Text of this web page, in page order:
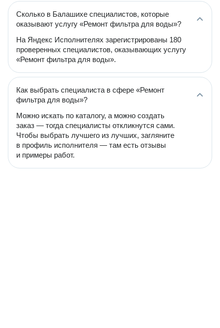
Сколько в Балашихе специалистов, которые
оказывают услугу «Ремонт фильтра для воды»?
На Яндекс Исполнителях зарегистрированы 180
проверенных специалистов, оказывающих услугу
«Ремонт фильтра для воды».
Как выбрать специалиста в сфере «Ремонт
фильтра для воды»?
Можно искать по каталогу, а можно создать
заказ — тогда специалисты откликнутся сами.
Чтобы выбрать лучшего из лучших, загляните
в профиль исполнителя — там есть отзывы
и примеры работ.